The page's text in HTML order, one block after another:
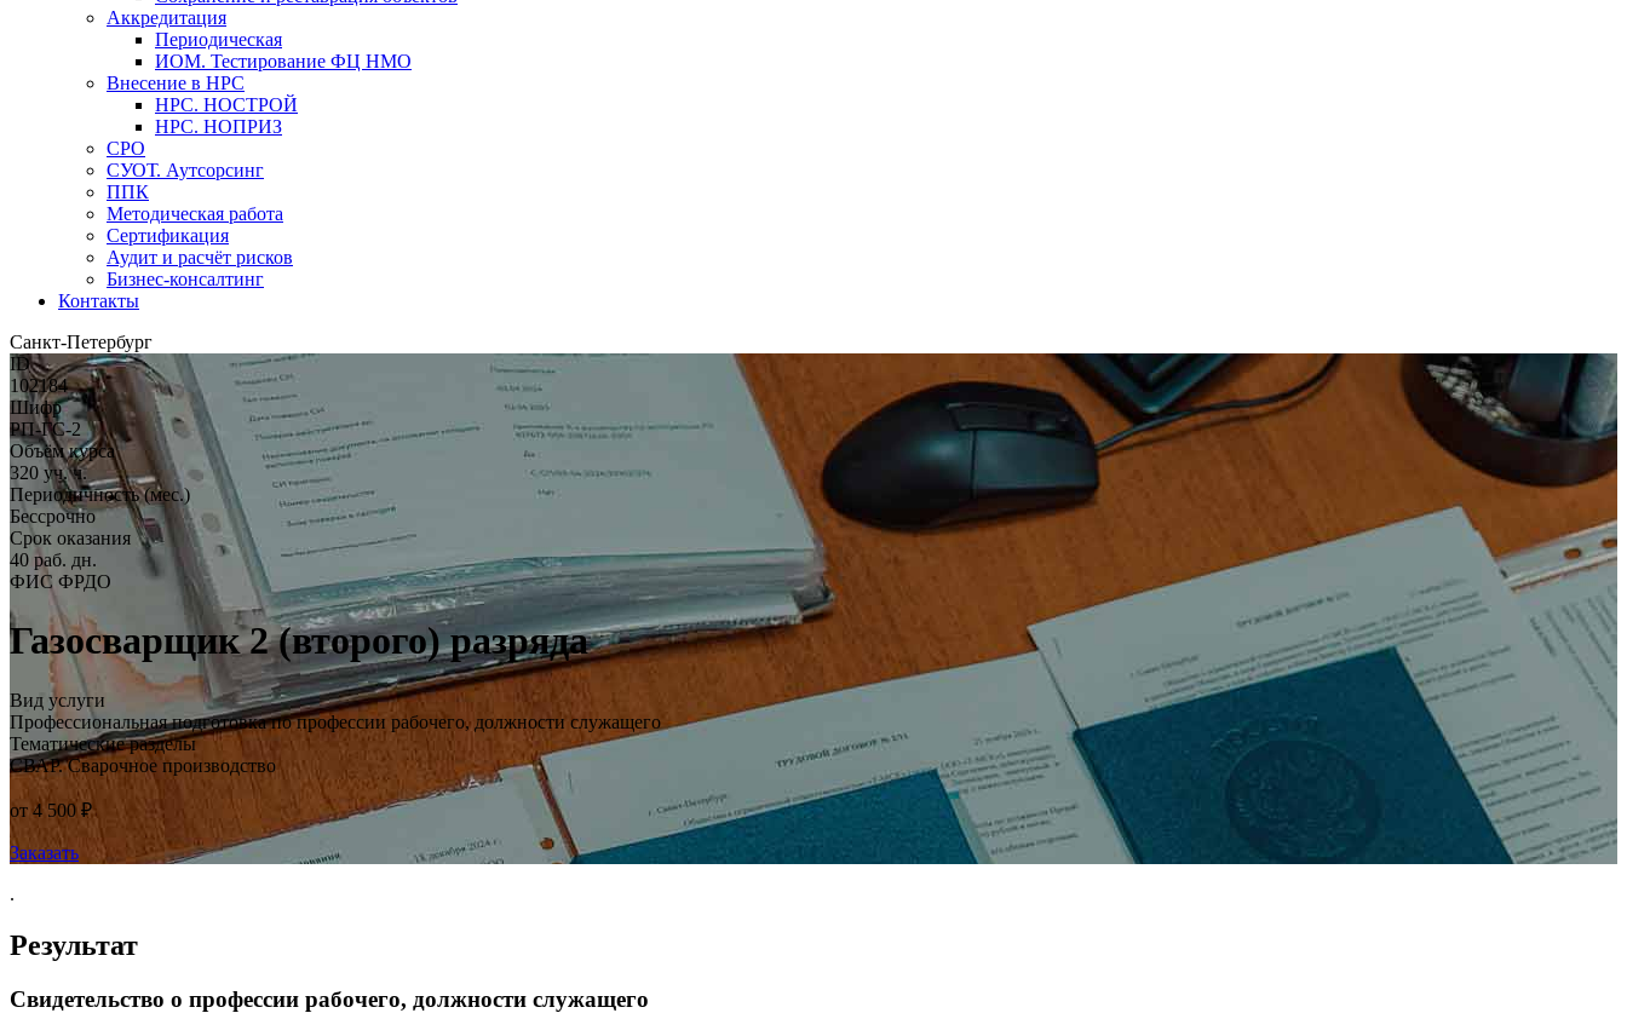
Аккредитация
Периодическая
ИОМ. Тестирование ФЦ НМО
Внесение в НРС
НРС. НОСТРОЙ
НРС. НОПРИЗ
СРО
СУОТ. Аутсорсинг
ППК
Методическая работа
Сертификация
Аудит и расчёт рисков
Бизнес-консалтинг
Контакты
Санкт-Петербург
ID
102184
Шифр
РП-ГС-2
Объём курса
320 уч. ч.
Периодичность (мес.)
Бессрочно
Срок оказания
40 раб. дн.
ФИС ФРДО
Газосварщик 2 (второго) разряда
Вид услуги
Профессиональная подготовка по профессии рабочего, должности служащего
Тематические разделы
СВАР. Сварочное производство
от 4 500 ₽
Заказать
.
Результат
Свидетельство о профессии рабочего, должности служащего